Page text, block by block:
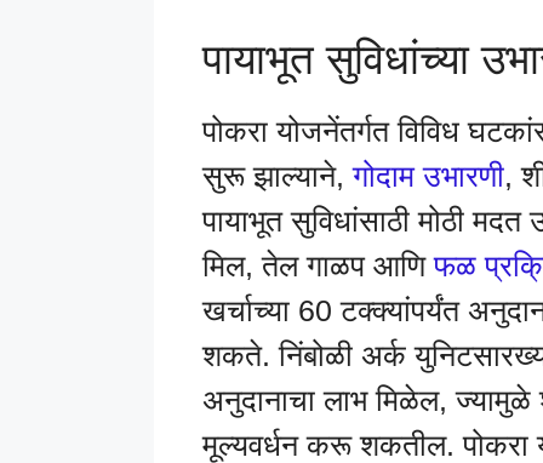
पायाभूत सुविधांच्या
पोकरा योजनेंतर्गत विविध
सुरू झाल्याने,गोदाम उभारणी,
पायाभूत सुविधांसाठी मोठी
मिल, तेल गाळप आणिफळ
खर्चाच्या 60 टक्क्यांपर्यंत
शकते. निंबोळी अर्क
अनुदानाचा लाभ मिळेल, ज्यामुळे
मूल्यवर्धन करू शकतील. पोकरा